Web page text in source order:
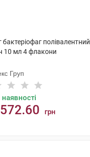
бактеріофаг полівалентний
10 мл 4 флакони
Груп
572.60 грн